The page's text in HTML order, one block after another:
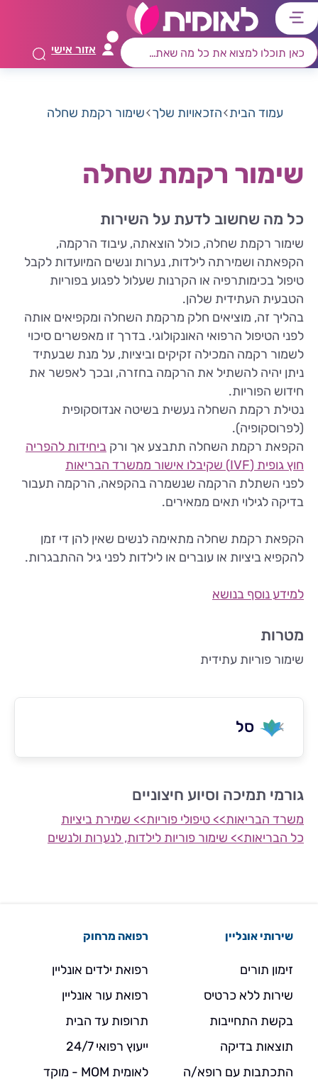
דלג
לתפריט
ראשי
דלג
לרכיב
חיפוש
דלג
לתוכן
מרכזי
דלג
לאזור
קישורים
אזור אישי
עמוד הבית הזכאויות שלך שימור רקמת שחלה
שימור רקמת שחלה
כל מה שחשוב לדעת על השירות
שימור רקמת שחלה, כולל הוצאתה, עיבוד הרקמה,
הקפאתה ושמירתה לילדות, נערות ונשים המיועדות לקבל
טיפול בכימותרפיה או הקרנות שעלול לפגוע בפוריות
הטבעית העתידית שלהן.
בהליך זה, מוציאים חלק מרקמת השחלה ומקפיאים אותה
לפני הטיפול הרפואי האונקולוגי. בדרך זו מאפשרים סיכוי
לשמור רקמה המכילה זקיקים וביציות, על מנת שבעתיד
ניתן יהיה להשתיל את הרקמה בחזרה, ובכך לאפשר את
חידוש הפוריות.
נטילת רקמת השחלה נעשית בשיטה אנדוסקופית
(לפרוסקופיה).
הקפאת רקמת השחלה תתבצע אך ורק ביחידות להפריה
חוץ גופית (IVF) שקיבלו אישור ממשרד הבריאות
לפני השתלת הרקמה שנשמרה בהקפאה, הרקמה תעבור
בדיקה לגילוי תאים ממאירים.
הקפאת רקמת שחלה מתאימה לנשים שאין להן די זמן
להקפיא ביציות או עוברים או לילדות לפני גיל ההתבגרות.
למידע נוסף בנושא
מטרות
שימור פוריות עתידית
סל
גורמי תמיכה וסיוע חיצוניים
משרד הבריאות>> טיפולי פוריות>> שמירת ביציות
כל הבריאות>> שימור פוריות לילדות, לנערות ולנשים
שירותי אונליין
זימון תורים
שירות ללא כרטיס
בקשת התחייבות
תוצאות בדיקה
התכתבות עם רופא/ה
רפואה מרחוק
רפואת ילדים אונליין
רפואת עור אונליין
תרופות עד הבית
ייעוץ רפואי 24/7
לאומית MOM - מוקד